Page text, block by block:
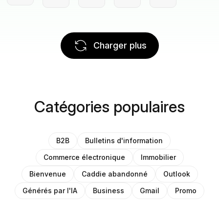
Charger plus
Catégories populaires
B2B
Bulletins d'information
Commerce électronique
Immobilier
Bienvenue
Caddie abandonné
Outlook
Générés par l'IA
Business Gmail Promo